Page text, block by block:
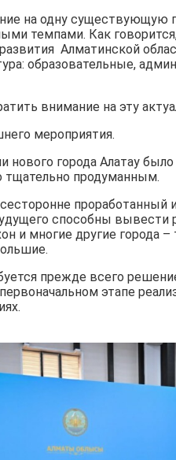
на одну существующую
темпами. Как
Алматинской
образовательные,
внимание на эту
мероприятия.
нового города Алатау
тщательно продуманным.
способны вывести
и многие другие города
прежде всего
этапе